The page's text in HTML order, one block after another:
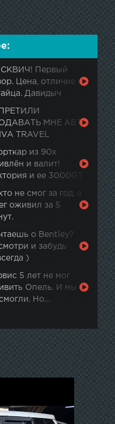
Первый
Цена, отличие от
Давидыч
МНЕ АВТО
TRAVEL
из 90х
и валит!
и ее 3000GT.
не смог за год, а
оживил за 5
о Bentley?
и забудь
)
5 лет не мог
Опель. И мы
Но…